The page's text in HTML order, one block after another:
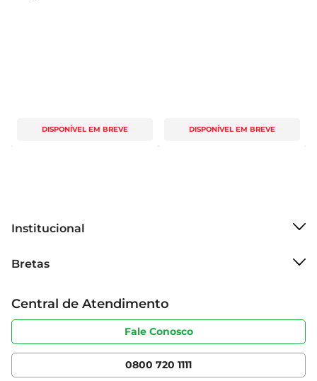
DISPONÍVEL EM BREVE DISPONÍVEL EM BREVE
Institucional
Grupo Cencosud
Sobre privacidade
Portal do fornecedor
Cencosud Media
Bretas
Produtos Bretas
Código de ética
Serviços
Clube Bretas
Central de Atendimento
Fale Conosco
0800 720 1111